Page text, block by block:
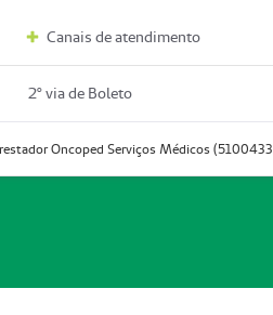
Canais de atendimento
2º via de Boleto